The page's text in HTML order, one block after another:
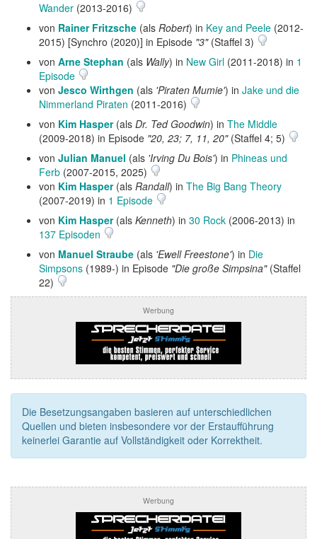
Wander (2013-2016)
von Rainer Fritzsche (als Robert) in Key and Peele (2012-
2015) [Synchro (2020)] in Episode "3"(Staffel 3)
von Arne Stephan (als Wally) in New Girl (2011-2018) in 1
Episode
von Jesco Wirthgen (als 'Piraten Mumie') in Jake und die
Nimmerland Piraten (2011-2016)
von Kim Hasper(als Dr. Ted Goodwin) in The Middle
(2009-2018) in Episode "20, 23; 7, 11, 20"(Staffel 4; 5)
von Julian Manuel (als 'Irving Du Bois') in Phineas und
Ferb (2007-2015, 2025)
von Kim Hasper(als Randall) in The Big Bang Theory
(2007-2019) in 1 Episode
von Kim Hasper(als Kenneth) in 30 Rock (2006-2013) in
137 Episoden
von Manuel Straube (als 'Ewell Freestone') in Die
Simpsons (1989-) in Episode "Die große Simpsina"(Staffel
22)
Werbung
Die Besetzungsangaben basieren auf unterschiedlichen
Quellen und bieten insbesondere vor der Erstaufführung
keinerlei Garantie auf Vollständigkeit oder Korrektheit.
Werbung